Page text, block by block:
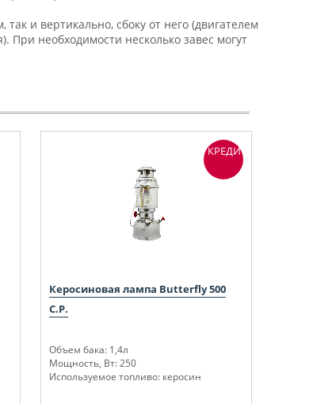
и вертикально, сбоку от него (двигателем
При необходимости несколько завес могут
Керосиновая лампа Butterfly 500
C.P.
Объем бака: 1,4л
Мощность, Вт: 250
Используемое топливо: керосин
КРЕДИТ